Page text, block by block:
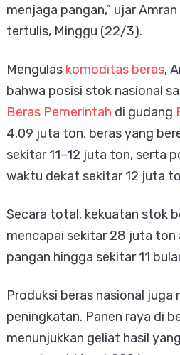
menjaga pangan,” ujar
tertulis, Minggu (22/3).
Mengulas komoditas beras,
bahwa posisi stok nasional
Beras Pemerintah di gudang
4,09 juta ton, beras yang
sekitar 11–12 juta ton, serta
waktu dekat sekitar 12 juta
Secara total, kekuatan stok
mencapai sekitar 28 juta ton
pangan hingga sekitar 11
Produksi beras nasional juga
peningkatan. Panen raya di
menunjukkan geliat hasil